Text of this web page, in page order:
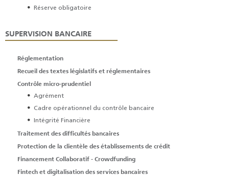
Réserve obligatoire
SUPERVISION BANCAIRE
Réglementation
Recueil des textes législatifs et réglementaires
Contrôle micro-prudentiel
Agrément
Cadre opérationnel du contrôle bancaire
Intégrité Financière
Traitement des difficultés bancaires
Protection de la clientèle des établissements de crédit
Financement Collaboratif - Crowdfunding
Fintech et digitalisation des services bancaires